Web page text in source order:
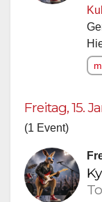
Freitag, 15.
(1 Event)